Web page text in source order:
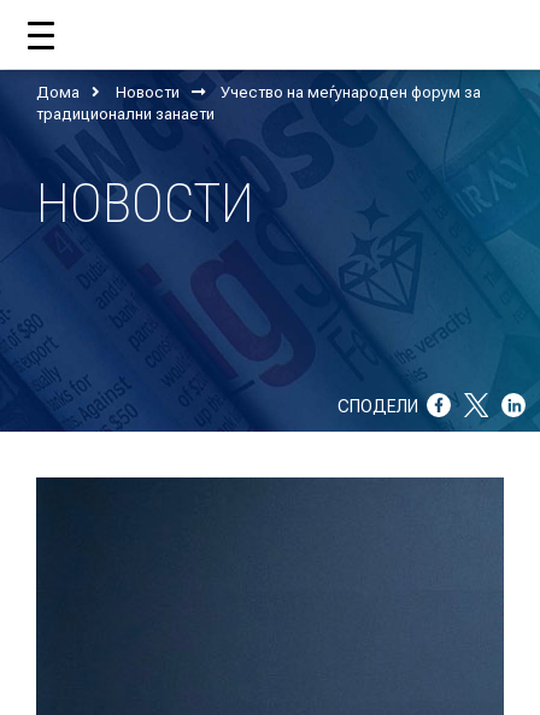
ДОМА
ЗА НАС
ШТО РАБОТИ ЦУП?
НАШИОТ ТИМ
НАШИ ПОДДРЖУВАЧИ
ГОДИШНИ ИЗВЕШТАИ
ИСО 9001
Дома Новости
Учество на меѓународен форум за
традиционални занаети
НОВОСТИ
СПОДЕЛИ